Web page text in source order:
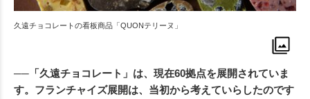
久遠チョコレートの看板商品「QUONテリーヌ」
──「久遠チョコレート」は、現在60拠点を展開されていま
す。フランチャイズ展開は、当初から考えていらしたのです